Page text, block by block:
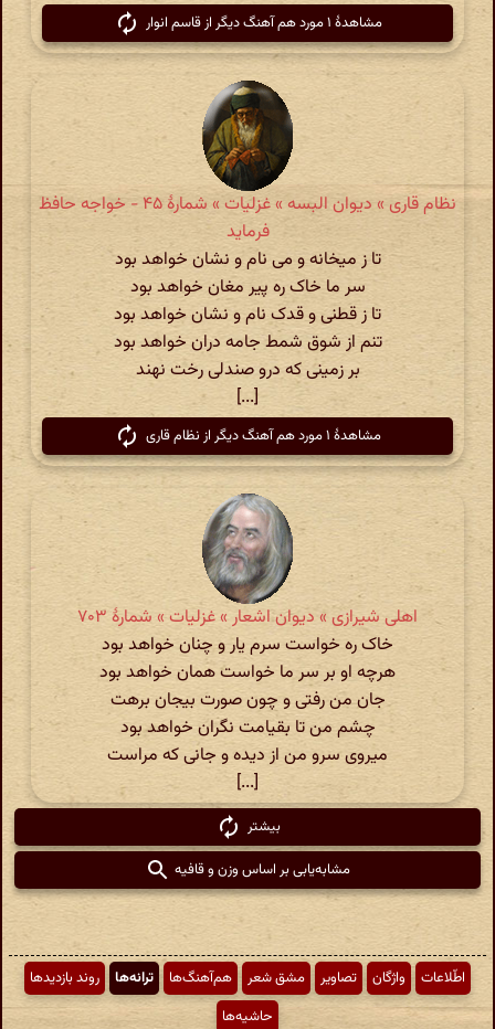
مشاهدهٔ ۱ مورد هم آهنگ دیگر از قاسم انوار
نظام قاری » دیوان البسه » غزلیات » شمارهٔ ۴۵ - خواجه حافظ
فرماید
تا ز میخانه و می نام و نشان خواهد بود
سر ما خاک ره پیر مغان خواهد بود
تا ز قطنی و قدک نام و نشان خواهد بود
تنم از شوق شمط جامه دران خواهد بود
بر زمینی که درو صندلی رخت نهند
[...]
مشاهدهٔ ۱ مورد هم آهنگ دیگر از نظام قاری
اهلی شیرازی » دیوان اشعار » غزلیات » شمارهٔ ۷۰۳
خاک ره خواست سرم یار و چنان خواهد بود
هرچه او بر سر ما خواست همان خواهد بود
جان من رفتی و چون صورت بیجان برهت
چشم من تا بقیامت نگران خواهد بود
میروی سرو من از دیده و جانی که مراست
[...]
بیشتر
مشابه‌یابی بر اساس وزن و قافیه
اطّلاعات واژگان تصاویر مشق شعر هم‌آهنگ‌ها ترانه‌ها
روند بازدیدها
حاشیه‌ها